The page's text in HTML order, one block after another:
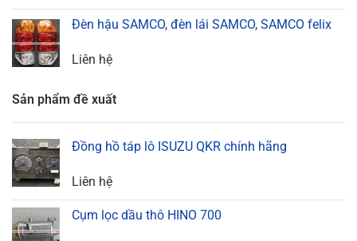
Đèn hậu SAMCO, đèn lái SAMCO, SAMCO felix
Liên hệ
Sản phẩm đề xuất
Đồng hồ táp lô ISUZU QKR chính hãng
Liên hệ
Cụm lọc dầu thô HINO 700